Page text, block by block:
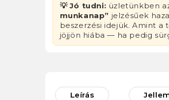
💡 Jó tudni: üzletünkben
munkanap” jelzésűek
beszerzési idejük. Amint
jöjjön hiába — ha pedig
Leírás